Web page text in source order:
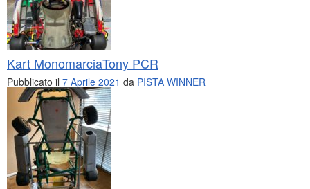
Kart MonomarciaTony PCR
Pubblicato il 7 Aprile 2021 da PISTA WINNER